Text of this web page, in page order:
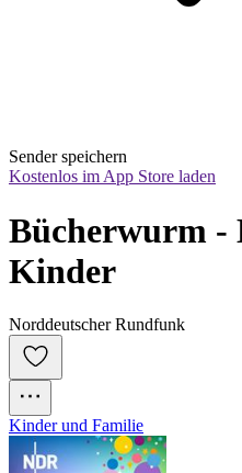
Sender speichern
Kostenlos im App Store laden
Bücherwurm -
Kinder
Norddeutscher Rundfunk
Kinder und Familie